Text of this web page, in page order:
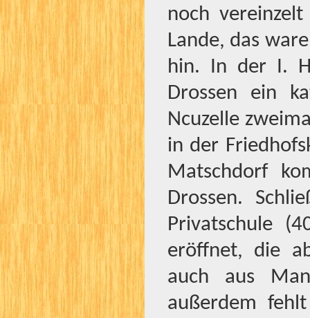
noch
Lande, das
hin. In der I.
Drossen ein
Ncuzelle
in der
Matschdorf
Drossen.
Privatschule
eröffnet, die
auch aus
außerdem